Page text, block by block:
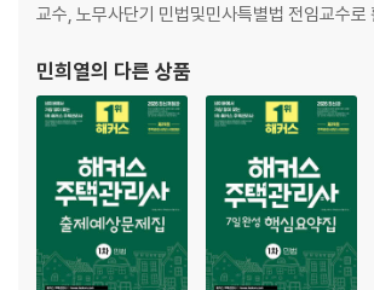
Chapter 01 서론(권리의 변동) ···················· 296
Chapter 03 법률행위의 해석 ······················ 313
Chapter 04 의사표시 ···································
Chapter 05 법률행위의 대리 ······················ 334
Chapter 06 법률행위의 무효와 취소 ·········· 357
Chapter 07 법률행위의 부관(조건과 기한) 373
제 2 편 물권법
Chapter 01 물권법 총칙 ······························
Chapter 02 점유권 ······································
교수, 노무사단기 민법및민사특별법 전임교수로
민희열의 다른 상품